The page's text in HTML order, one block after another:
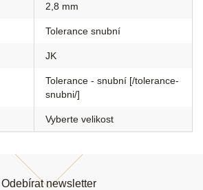
2,8 mm
Tolerance snubní
JK
Tolerance - snubní [/tolerance-
snubni/]
Vyberte velikost
Odebírat newsletter